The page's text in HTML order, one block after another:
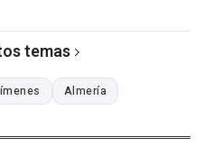
temas
Almería